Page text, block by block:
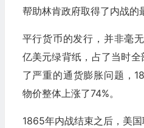
帮助林肯政府取得了内战的
平行货币的发行，并非毫
亿美元绿背纸，占了当时
了严重的通货膨胀问题，
物价整体上涨了74%。
1865年内战结束之后，美